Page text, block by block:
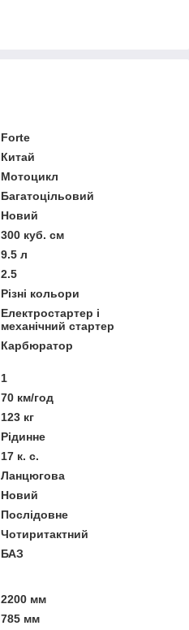
Forte
Китай
Мотоцикл
Багатоцільовий
Новий
300 куб. см
9.5 л
2.5
Різні кольори
Електростартер і
механічний стартер
Карбюратор
1
70 км/год
123 кг
Рідинне
17 к. с.
Ланцюгова
Новий
Послідовне
Чотиритактний
БАЗ
2200 мм
785 мм